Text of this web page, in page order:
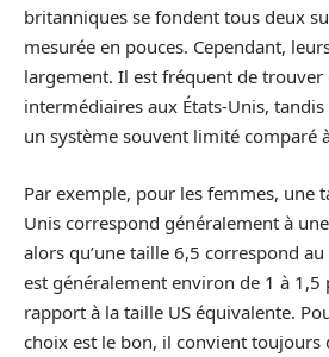
britanniques se fondent tous deux
mesurée en pouces. Cependant,
largement. Il est fréquent de
intermédiaires aux États-Unis,
un système souvent limité comparé
Par exemple, pour les femmes, une
Unis correspond généralement à
alors qu’une taille 6,5 correspond
est généralement environ de 1 à
rapport à la taille US équivalente.
choix est le bon, il convient toujours